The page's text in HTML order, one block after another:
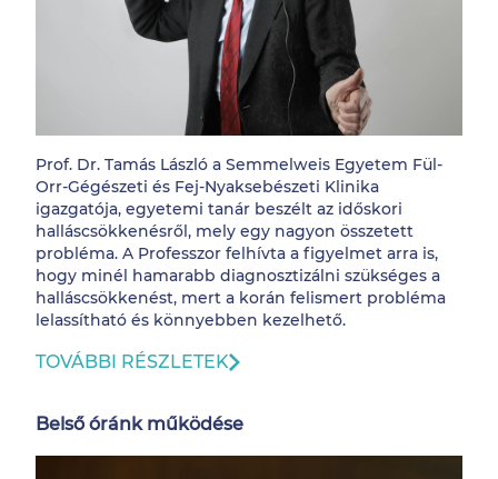
Prof. Dr. Tamás László a Semmelweis Egyetem Fül-
Orr-Gégészeti és Fej-Nyaksebészeti Klinika
igazgatója, egyetemi tanár beszélt az időskori
halláscsökkenésről, mely egy nagyon összetett
probléma. A Professzor felhívta a figyelmet arra is,
hogy minél hamarabb diagnosztizálni szükséges a
halláscsökkenést, mert a korán felismert probléma
lelassítható és könnyebben kezelhető.
TOVÁBBI RÉSZLETEK
Belső óránk működése